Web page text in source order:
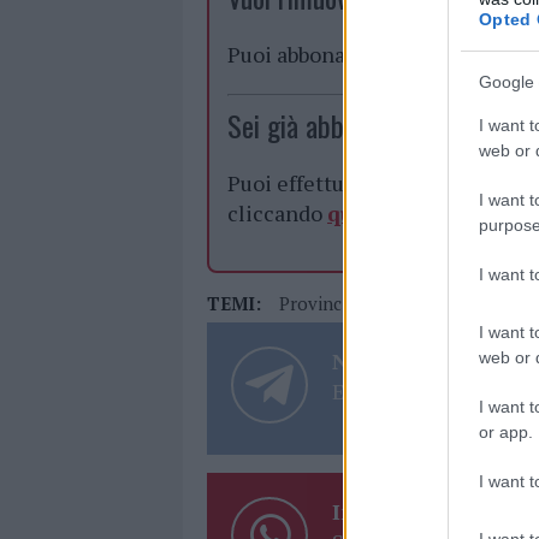
Opted
Google
I want
web or
I want
I want
I want
web or
I want
or app.
I want
Puoi abbonarti a soli € 1,10 al
Sei già abbonato?
Puoi effettuare l'accesso
cliccando qui
TEMI: Provincia Nordest
Notizie in tempo
Entra nel canale
Inviaci le tue